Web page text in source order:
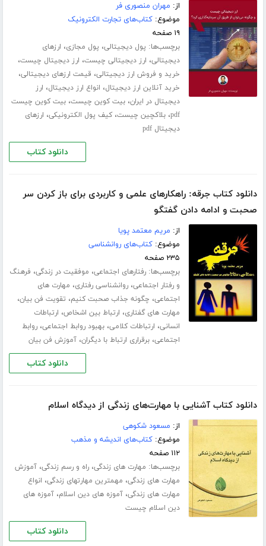
از: مهران منصوری فر
موضوع:کتاب‌های تجارت الکترونیک
۱۹ صفحه
برچسب‌ها: پول دیجیتالی، پول مجازی، ارزهای
دیجیتالی، ارز دیجیتالی چیست، ارز دیجیتال چیست،
خرید و فروش ارز دیجیتالی، قیمت ارزهای دیجیتالی،
خرید آنلاین ارز دیجیتال، انواع ارز دیجیتال، ارز
دیجیتال در ایران،بیت کوین چیست،بیت کوین چیست
pdf،بلاکچین چیست،کیف پول الکترونیکی، ارزهای
دیجیتال pdf
دانلود کتاب
دانلود کتاب جرقه: راهکارهای علمی و کاربردی برای باز کردن سر
صحبت و ادامه دادن گفتگو
از: مریم معتمد پویا
موضوع:کتاب‌های روانشناسی
۲۳۵ صفحه
برچسب‌ها:رفتارهای اجتماعی، موفقیت در زندگی، فرهنگ
و رفتار اجتماعی،روانشناسی رفتاری، مهارت های
اجتماعی، چگونه جذاب صحبت کنیم، تقویت فن بیان،
مهارت های گفتاری، ارتباط بین اشخاص، ارتباطات
انسانی، ارتباطات کلامی،بهبود روابط اجتماعی،روابط
اجتماعی،برقراری ارتباط با دیگران،آموزش فن بیان
دانلود کتاب
دانلود کتاب آشنایی با مهارت‌های زندگی از دیدگاه اسلام
از: مسعود شکوهی
موضوع:کتاب‌های اندیشه و مذهب
۱۱۲ صفحه
برچسب‌ها: مهارت های زندگی،راه و رسم زندگی،آموزش
مهارت های زندگی، مهمترین مهارتهای زندگی، انواع
مهارت های زندگی،آموزه های دین اسلام،آموزه های
دین اسلام چیست
دانلود کتاب